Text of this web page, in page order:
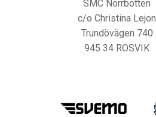
SMC Norrbotten
c/o Christina Lejon
Trundövägen 740
945 34 ROSVIK